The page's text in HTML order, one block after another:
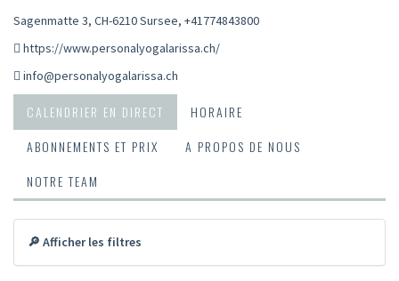
Sagenmatte 3, CH-6210 Sursee, +41774843800
https://www.personalyogalarissa.ch/
info@personalyogalarissa.ch
CALENDRIER EN DIRECT
HORAIRE
ABONNEMENTS ET PRIX
A PROPOS DE NOUS
NOTRE TEAM
🔎 Afficher les filtres